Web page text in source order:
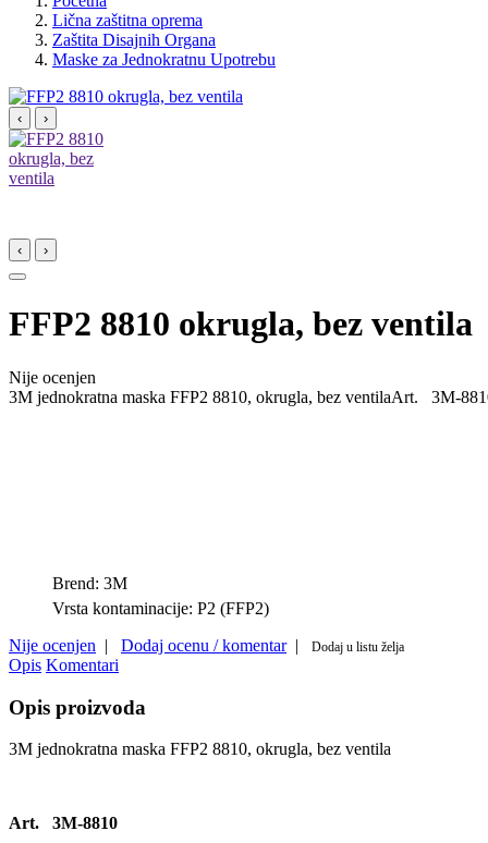
Lična zaštitna oprema
Zaštita Disajnih Organa
Maske za Jednokratnu Upotrebu
‹ ›
‹ ›
FFP2 8810 okrugla, bez ventila
Nije ocenjen
3M jednokratna maska FFP2 8810, okrugla, bez ventilaArt. 3M-
Brend: 3M
Vrsta kontaminacije: P2 (FFP2)
Nije ocenjen | Dodaj ocenu / komentar| Dodaj u listu želja
Opis Komentari
Opis proizvoda
3M jednokratna maska FFP2 8810, okrugla, bez ventila
Art. 3M-8810